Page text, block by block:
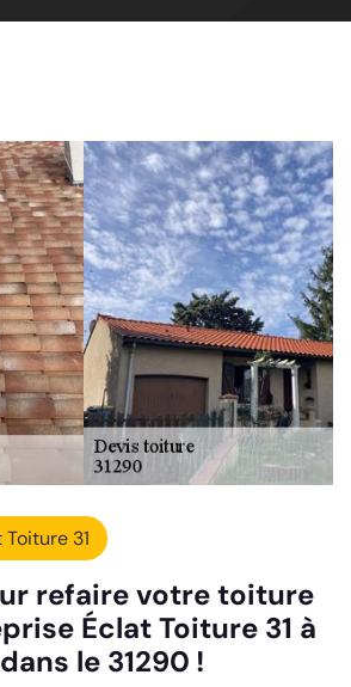
31
refaire votre toiture
Éclat Toiture 31 à
le 31290 !